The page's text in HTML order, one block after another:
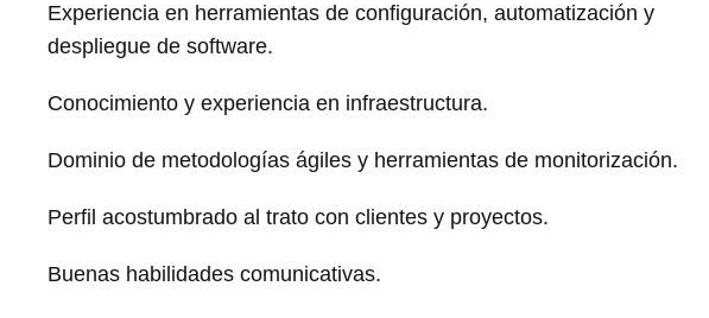
Experiencia en herramientas de configuración, automatización y
despliegue de software.
Conocimiento y experiencia en infraestructura.
Dominio de metodologías ágiles y herramientas de monitorización.
Perfil acostumbrado al trato con clientes y proyectos.
Buenas habilidades comunicativas.